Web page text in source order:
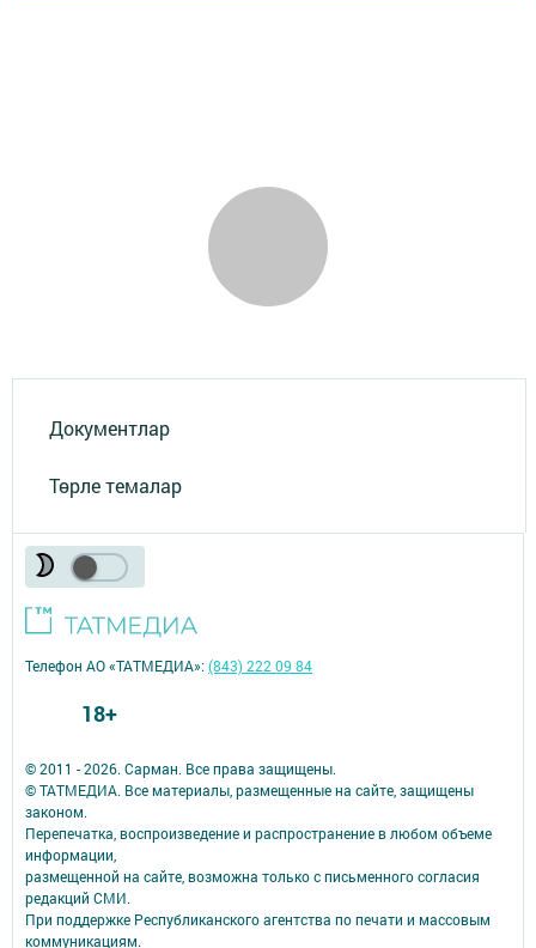
Документлар
Төрле темалар
© 2011 - 2026. Сарман. Все права защищены.
© ТАТМЕДИА. Все материалы, размещенные на сайте, защищены
законом.
Перепечатка, воспроизведение и распространение в любом объеме
информации,
размещенной на сайте, возможна только с письменного согласия
редакций СМИ.
При поддержке Республиканского агентства по печати и массовым
коммуникациям.
Телефон АО «ТАТМЕДИА»:(843) 222 09 84
18+